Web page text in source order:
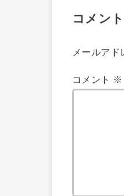
コメン
メールアド
コメント ※